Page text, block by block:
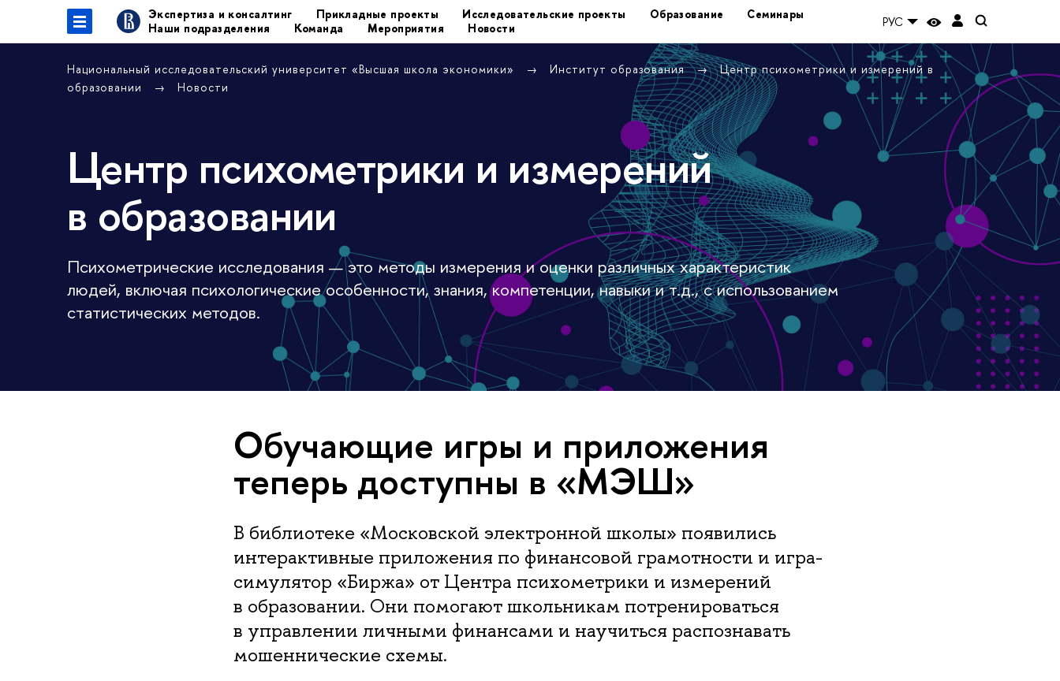
Экспертиза и консалтинг Прикладные проекты Исследовательские проекты Образование
Семинары
Наши подразделения
Команда Мероприятия Новости РУС
Национальный исследовательский университет «Высшая школа экономики» Институт образования
Центр психометрики и измерений в
образовании
Новости
Центр психометрики и измерений
в образовании
Психометрические исследования — это методы измерения и оценки различных характеристик
людей, включая психологические особенности, знания, компетенции, навыки и т.д., с использованием
статистических методов.
Обучающие игры и приложения
теперь доступны в «МЭШ»
В библиотеке «Московской электронной школы» появились
интерактивные приложения по финансовой грамотности и игра-
симулятор «Биржа» от Центра психометрики и измерений
в образовании. Они помогают школьникам потренироваться
в управлении личными финансами и научиться распознавать
мошеннические схемы.